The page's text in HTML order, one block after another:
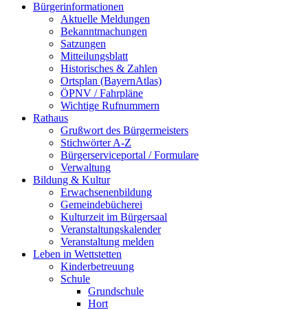
Bürgerinformationen
Aktuelle Meldungen
Bekanntmachungen
Satzungen
Mitteilungsblatt
Historisches & Zahlen
Ortsplan (BayernAtlas)
ÖPNV / Fahrpläne
Wichtige Rufnummern
Rathaus
Grußwort des Bürgermeisters
Stichwörter A-Z
Bürgerserviceportal / Formulare
Verwaltung
Bildung & Kultur
Erwachsenenbildung
Gemeindebücherei
Kulturzeit im Bürgersaal
Veranstaltungskalender
Veranstaltung melden
Leben in Wettstetten
Kinderbetreuung
Schule
Grundschule
Hort